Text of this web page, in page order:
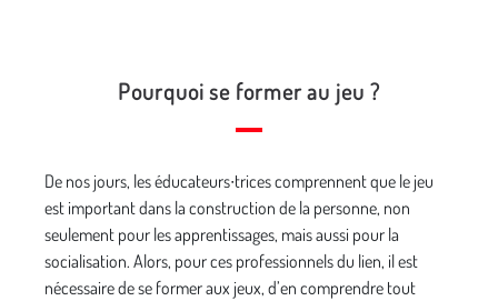
Pourquoi se former au jeu ?
De nos jours, les éducateurs∙trices comprennent que le jeu
est important dans la construction de la personne, non
seulement pour les apprentissages, mais aussi pour la
socialisation. Alors, pour ces professionnels du lien, il est
nécessaire de se former aux jeux, d’en comprendre tout